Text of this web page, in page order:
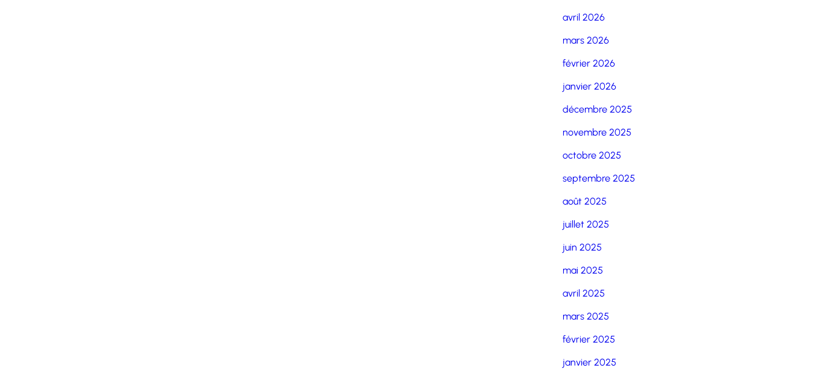
avril 2026
mars 2026
février 2026
janvier 2026
décembre 2025
novembre 2025
octobre 2025
septembre 2025
août 2025
juillet 2025
juin 2025
mai 2025
avril 2025
mars 2025
février 2025
janvier 2025